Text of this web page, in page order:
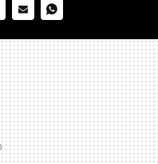
MAIL